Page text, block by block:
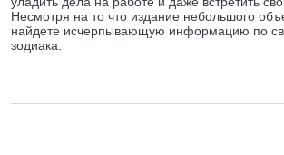
Несмотря на то что издание небольшого
найдете исчерпывающую информацию по
зодиака.